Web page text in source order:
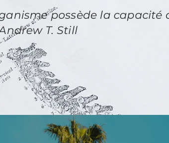
possède la capacité
T. Still